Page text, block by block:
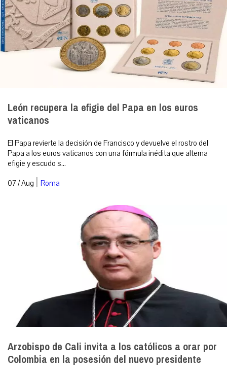
León recupera la efigie del Papa en los euros
vaticanos
El Papa revierte la decisión de Francisco y devuelve el rostro del
Papa a los euros vaticanos con una fórmula inédita que alterna
efigie y escudo s...
07 / Aug | Roma
Arzobispo de Cali invita a los católicos a orar por
Colombia en la posesión del nuevo presidente